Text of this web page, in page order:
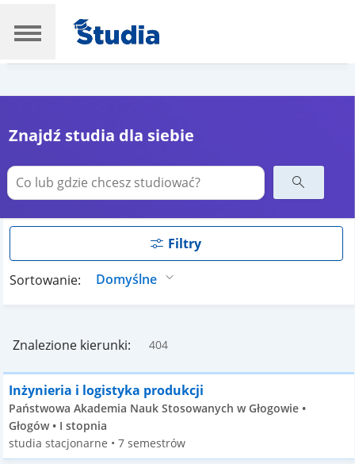
Znajdź studia dla siebie
Filtry
Sortowanie:
Znalezione kierunki: 404
Inżynieria i logistyka produkcji
Państwowa Akademia Nauk Stosowanych w Głogowie •
Głogów • I stopnia
studia stacjonarne • 7 semestrów